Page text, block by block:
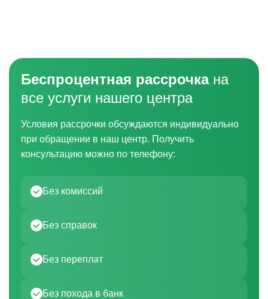
Беспроцентная рассрочкана
все услуги нашего центра
Условия рассрочки обсуждаются индивидуально
при обращении в наш центр. Получить
консультацию можно по телефону:
Без комиссий
Без справок
Без переплат
Без похода в банк